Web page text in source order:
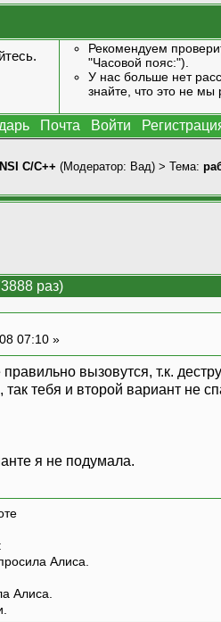
.
Рекомендуем
"Часовой пояс:").
У нас больше нет
знайте, что это не мы
Почта Войти
С/С++ (Модератор: Вад) > Тема:
раз)
07:10 »
вызовутся, т.к.
тебя и второй вариант не
я не подумала.
Алиса.
Алиса.